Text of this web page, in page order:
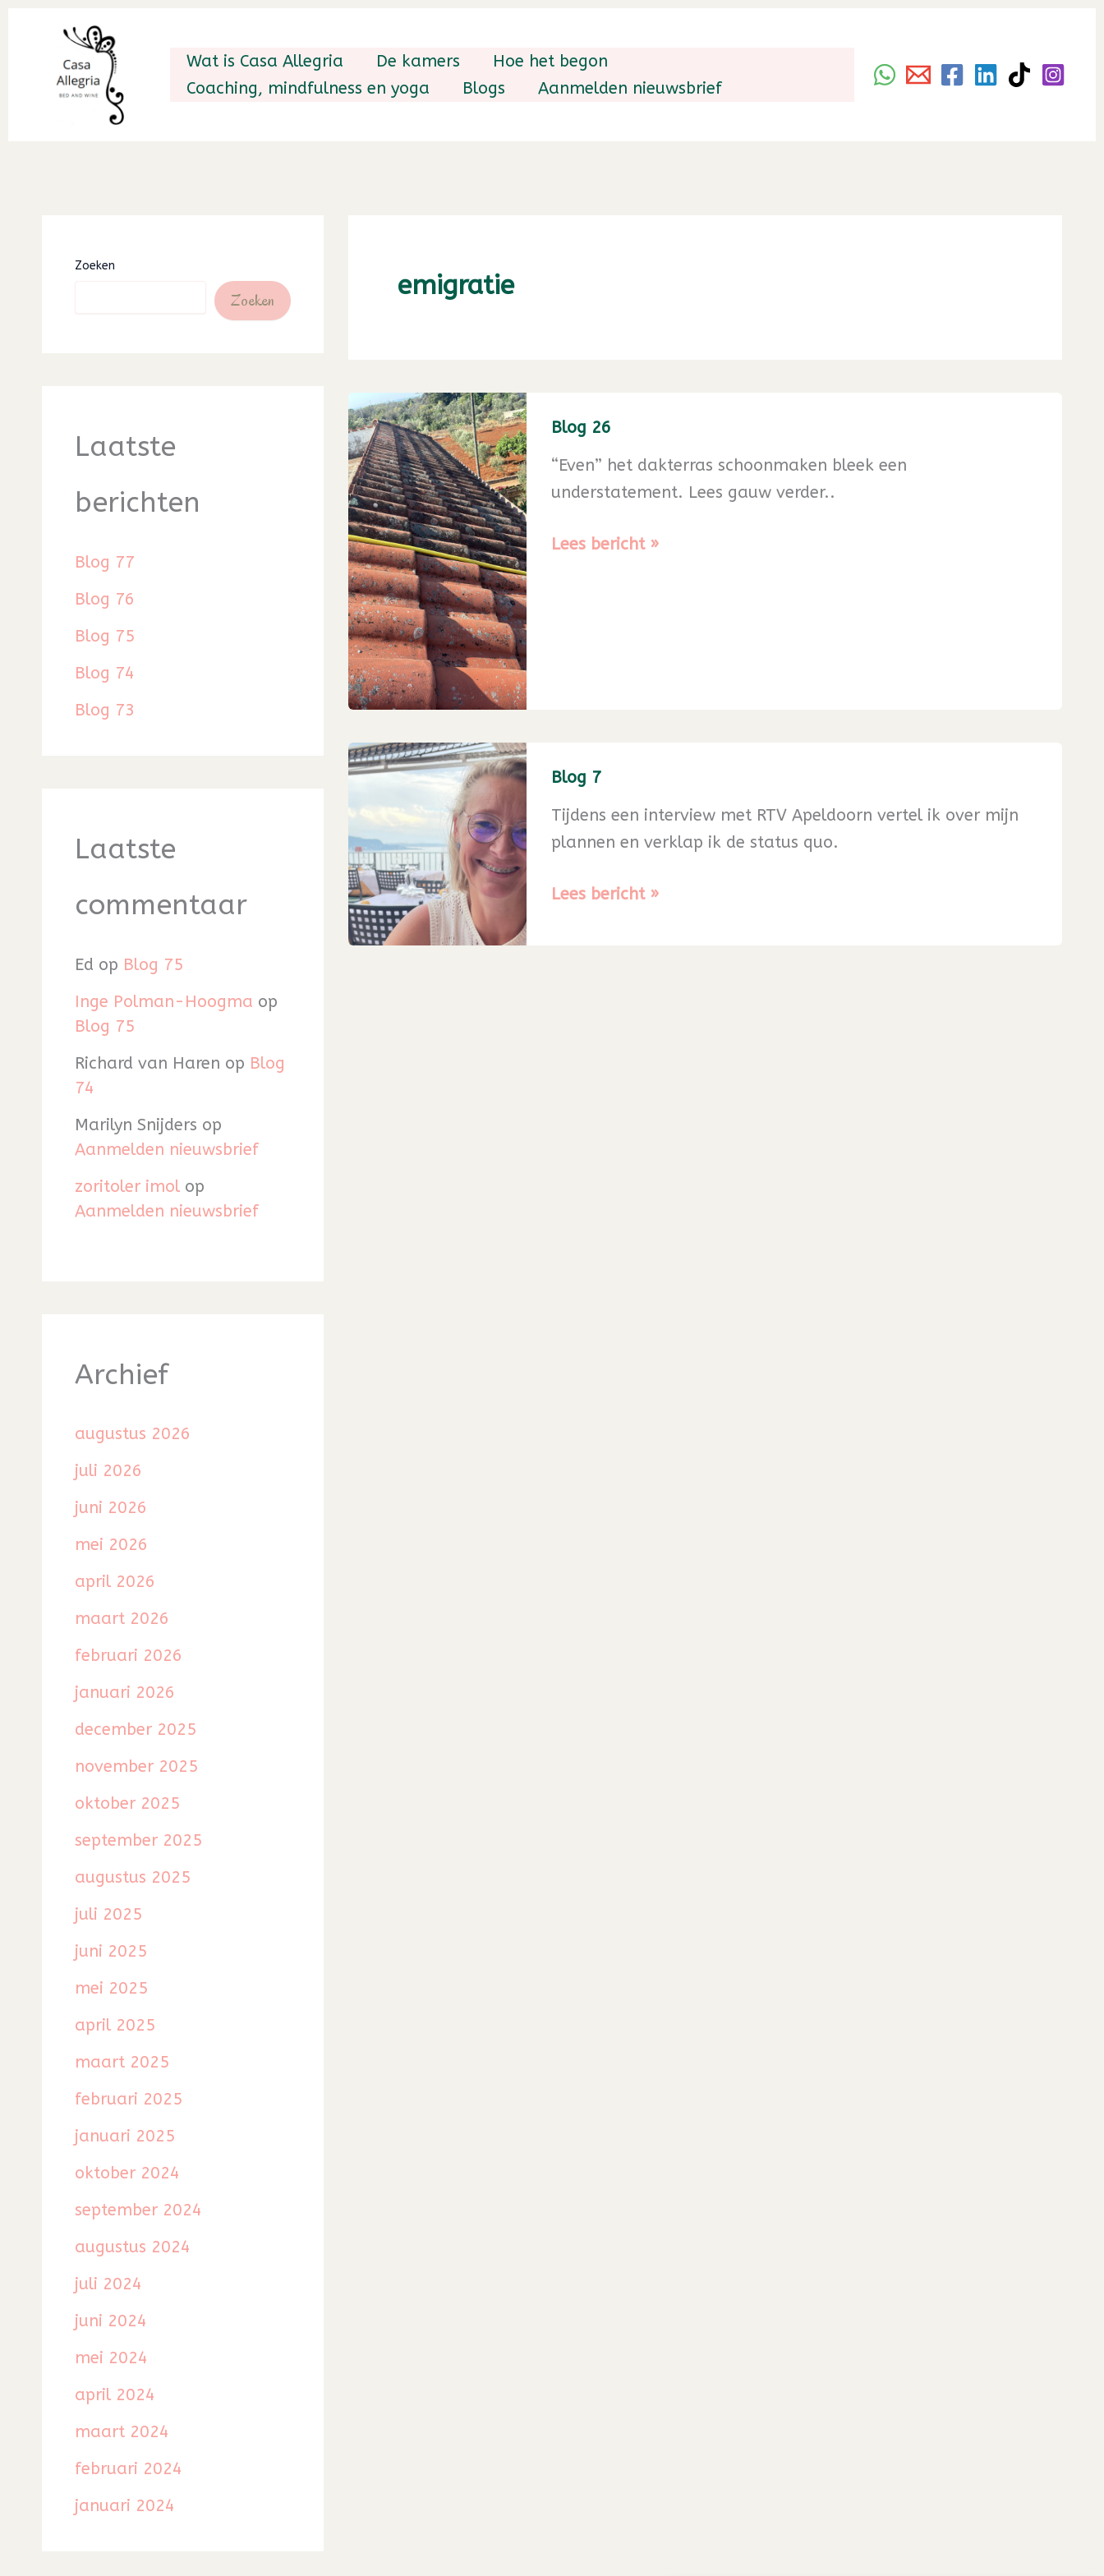
Wat is Casa Allegria De kamers
Hoe het begon
Coaching, mindfulness en yoga
Blogs Aanmelden nieuwsbrief
Zoeken
Zoeken
Laatste
berichten
Blog 77
Blog 76
Blog 75
Blog 74
Blog 73
Laatste
commentaar
Ed op Blog 75
Inge Polman-Hoogma op
Blog 75
Richard van Haren op Blog
74
Marilyn Snijders op
Aanmelden nieuwsbrief
zoritoler imol op
Aanmelden nieuwsbrief
Archief
augustus 2026
juli 2026
juni 2026
mei 2026
april 2026
maart 2026
februari 2026
januari 2026
december 2025
november 2025
oktober 2025
september 2025
augustus 2025
juli 2025
juni 2025
mei 2025
april 2025
maart 2025
februari 2025
januari 2025
oktober 2024
september 2024
augustus 2024
juli 2024
juni 2024
mei 2024
april 2024
maart 2024
februari 2024
januari 2024
emigratie
Blog 26
“Even” het dakterras schoonmaken bleek een
understatement. Lees gauw verder..
Blog
Lees bericht »
Blog 7
Tijdens een interview met RTV Apeldoorn vertel ik over mijn
plannen en verklap ik de status quo.
Blog
Lees bericht »